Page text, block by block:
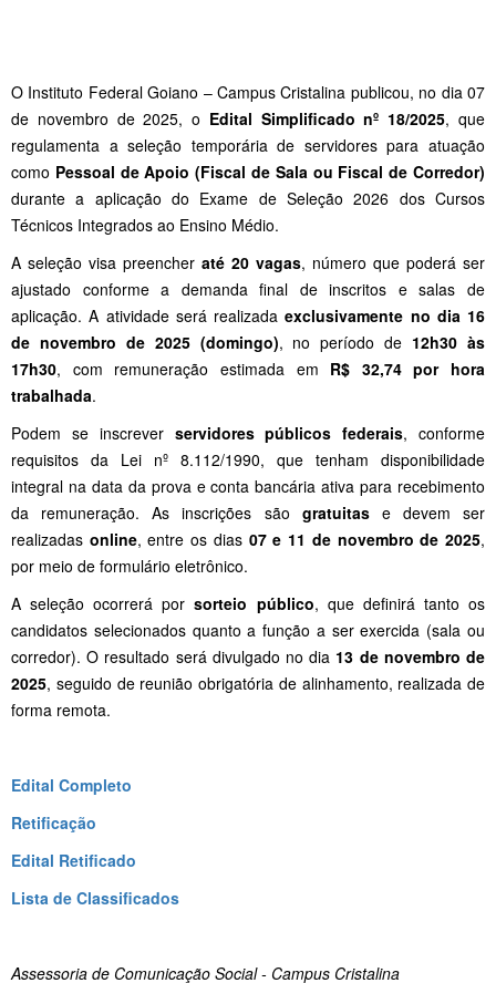
O Instituto Federal Goiano – Campus Cristalina publicou, no dia 07
de novembro de 2025, o Edital Simplificado nº 18/2025, que
regulamenta a seleção temporária de servidores para atuação
como Pessoal de Apoio (Fiscal de Sala ou Fiscal de Corredor)
durante a aplicação do Exame de Seleção 2026 dos Cursos
Técnicos Integrados ao Ensino Médio.
A seleção visa preencher até 20 vagas, número que poderá ser
ajustado conforme a demanda final de inscritos e salas de
aplicação. A atividade será realizadaexclusivamente no dia 16
de novembro de 2025 (domingo), no período de 12h30 às
17h30, com remuneração estimada em R$ 32,74 por hora
trabalhada.
Podem se inscrever servidores públicos federais, conforme
requisitos da Lei nº 8.112/1990, que tenham disponibilidade
integral na data da prova e conta bancária ativa para recebimento
da remuneração. As inscrições são gratuitase devem ser
realizadas online, entre os dias 07 e 11 de novembro de 2025,
por meio de formulário eletrônico.
A seleção ocorrerá porsorteio público, que definirá tanto os
candidatos selecionados quanto a função a ser exercida (sala ou
corredor). O resultado será divulgado no dia 13 de novembro de
2025, seguido de reunião obrigatória de alinhamento, realizada de
forma remota.
Edital Completo
Retificação
Edital Retificado
Lista de Classificados
Assessoria de Comunicação Social - Campus Cristalina